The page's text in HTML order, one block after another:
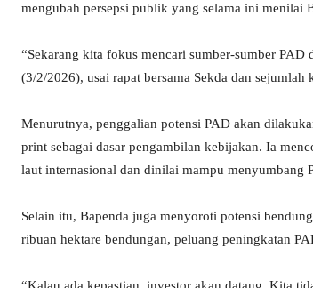
mengubah persepsi publik yang selama ini menilai
“Sekarang kita fokus mencari sumber-sumber
(3/2/2026), usai rapat bersama Sekda dan
Menurutnya, penggalian potensi PAD akan
print sebagai dasar pengambilan kebijakan. Ia
laut internasional dan dinilai mampu
Selain itu, Bapenda juga menyoroti potensi
ribuan hektare bendungan, peluang peningkatan